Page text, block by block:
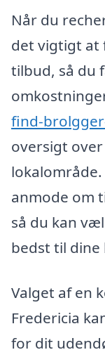
Når du
det vigtigt at
tilbud, så du
find-
oversigt
anmode om
så du kan
bedst til
Valget af en
Fredericia
for dit